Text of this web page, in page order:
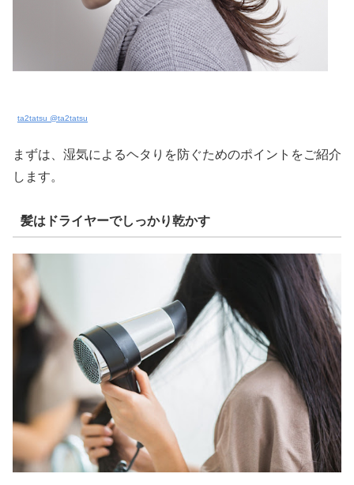
ta2tatsu @ta2tatsu
まずは、湿気によるヘタりを防ぐためのポイントをご紹介
します。
髪はドライヤーでしっかり乾かす